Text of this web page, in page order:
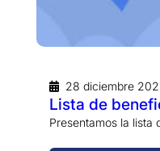
28 diciembre
Lista de
Presentamos la